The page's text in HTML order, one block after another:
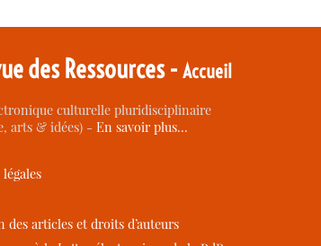
des Ressources -Accueil
culturelle pluridisciplinaire
arts & idées) -En savoir plus…
des articles et droits d’auteurs